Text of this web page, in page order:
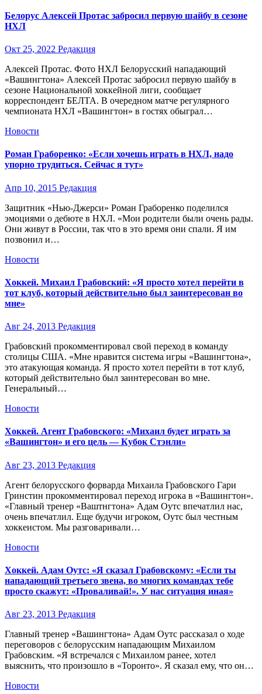
Белорус Алексей Протас забросил первую шайбу в сезоне
НХЛ
Окт 25, 2022 Редакция
Алексей Протас. Фото НХЛ Белорусский нападающий
«Вашингтона» Алексей Протас забросил первую шайбу в
сезоне Национальной хоккейной лиги, сообщает
корреспондент БЕЛТА. В очередном матче регулярного
чемпионата НХЛ «Вашингтон» в гостях обыграл…
Новости
Роман Граборенко: «Если хочешь играть в НХЛ, надо
упорно трудиться. Сейчас я тут»
Апр 10, 2015 Редакция
Защитник «Нью-Джерси» Роман Граборенко поделился
эмоциями о дебюте в НХЛ. «Мои родители были очень рады.
Они живут в России, так что в это время они спали. Я им
позвонил и…
Новости
Хоккей. Михаил Грабовский: «Я просто хотел перейти в
тот клуб, который действительно был заинтересован во
мне»
Авг 24, 2013 Редакция
Грабовский прокомментировал свой переход в команду
столицы США. «Мне нравится система игры «Вашингтона»,
это атакующая команда. Я просто хотел перейти в тот клуб,
который действительно был заинтересован во мне.
Генеральный…
Новости
Хоккей. Агент Грабовского: «Михаил будет играть за
«Вашингтон» и его цель — Кубок Стэнли»
Авг 23, 2013 Редакция
Агент белорусского форварда Михаила Грабовского Гари
Гринстин прокомментировал переход игрока в «Вашингтон».
«Главный тренер «Ваштнгтона» Адам Оутс впечатлил нас,
очень впечатлил. Еще будучи игроком, Оутс был честным
хоккеистом. Мы разговаривали…
Новости
Хоккей. Адам Оутс: «Я сказал Грабовскому: «Если ты
нападающий третьего звена, во многих командах тебе
просто скажут: «Проваливай!». У нас ситуация иная»
Авг 23, 2013 Редакция
Главный тренер «Вашингтона» Адам Оутс рассказал о ходе
переговоров с белорусским нападающим Михаилом
Грабовским. «Я встречался с Михаилом ранее, хотел
выяснить, что произошло в «Торонто». Я сказал ему, что он…
Новости